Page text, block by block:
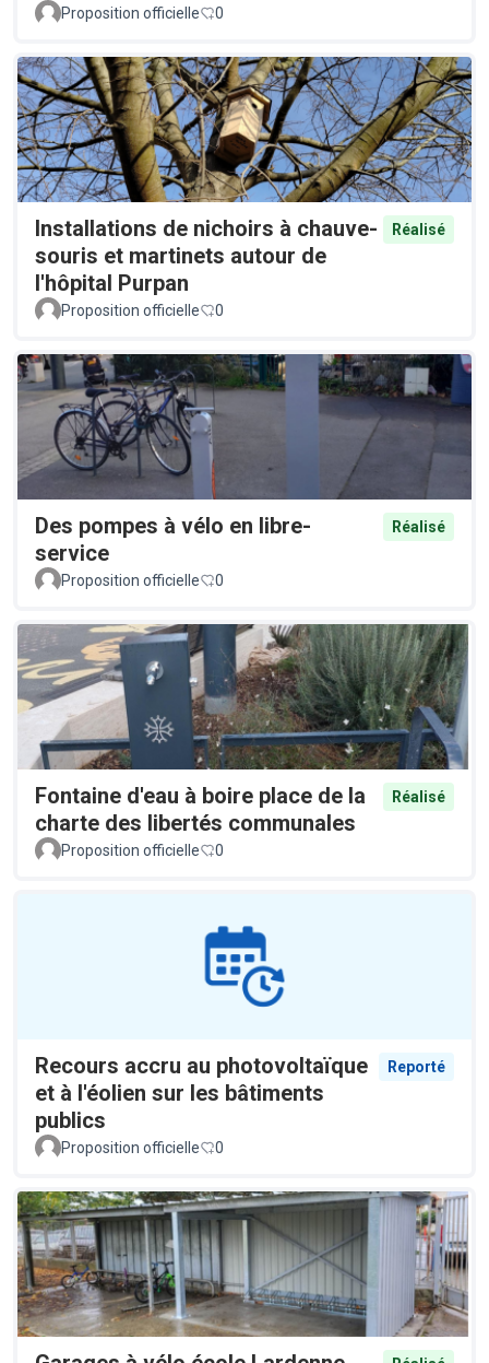
Proposition officielle 0
Installations de nichoirs à chauve-
souris et martinets autour de
l'hôpital Purpan
Réalisé
Proposition officielle 0
Des pompes à vélo en libre-
service
Réalisé
Proposition officielle 0
Fontaine d'eau à boire place de la
charte des libertés communales
Réalisé
Proposition officielle 0
Recours accru au photovoltaïque
et à l'éolien sur les bâtiments
publics
Reporté
Proposition officielle 0